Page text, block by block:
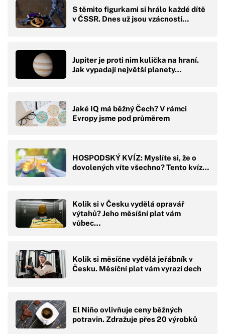
S těmito figurkami si hrálo každé dítě
v ČSSR. Dnes už jsou vzácností…
Jupiter je proti nim kulička na hraní.
Jak vypadají největší planety…
Jaké IQ má běžný Čech? V rámci
Evropy jsme pod průměrem
HOSPODSKÝ KVÍZ: Myslíte si, že o
dovolených víte všechno? Tento kvíz…
Kolik si v Česku vydělá opravář
výtahů? Jeho měsíšní plat vám
vůbec…
Kolik si měsíčne vydělá jeřábník v
Česku. Měsíční plat vám vyrazí dech
El Niño ovlivňuje ceny běžných
potravin. Zdražuje přes 20 výrobků